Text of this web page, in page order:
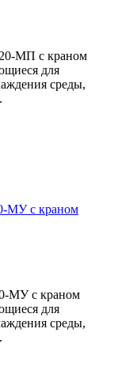
МП с краном
для
среды,
МУ с краном
МУ с краном
для
среды,